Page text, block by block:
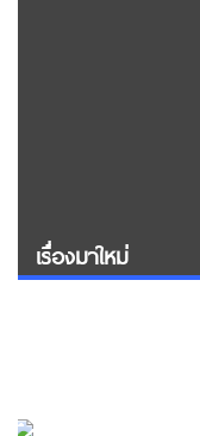
เรื่องมาใหม่